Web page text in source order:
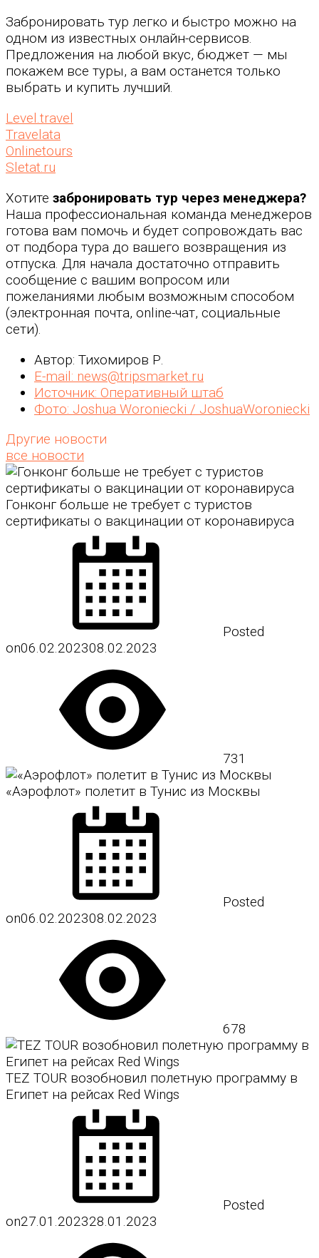
Забронировать тур легко и быстро можно на
одном из известных онлайн-сервисов.
Предложения на любой вкус, бюджет — мы
покажем все туры, а вам останется только
выбрать и купить лучший.
Level.travel
Travelata
Onlinetours
Sletat.ru
Хотите забронировать тур через менеджера?
Наша профессиональная команда менеджеров
готова вам помочь и будет сопровождать вас
от подбора тура до вашего возвращения из
отпуска. Для начала достаточно отправить
сообщение с вашим вопросом или
пожеланиями любым возможным способом
(электронная почта, online-чат, социальные
сети).
Автор: Тихомиров Р.
E-mail: news@tripsmarket.ru
Источник: Оперативный штаб
Фото: Joshua Woroniecki / JoshuaWoroniecki
Другие новости
все новости
Гонконг больше не требует с туристов
сертификаты о вакцинации от коронавируса
Posted
on06.02.202308.02.2023
731
«Аэрофлот» полетит в Тунис из Москвы
Posted
on06.02.202308.02.2023
678
TEZ TOUR возобновил полетную программу в
Египет на рейсах Red Wings
Posted
on27.01.202328.01.2023